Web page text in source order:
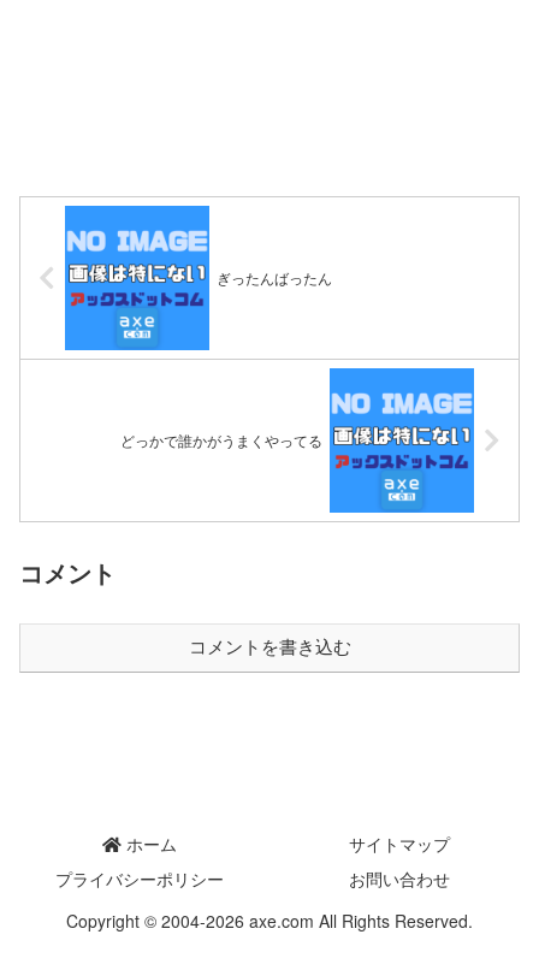
ぎったんばったん
どっかで誰かがうまくやってる
コメント
コメントを書き込む
ホーム
サイトマップ
プライバシーポリシー
お問い合わせ
Copyright © 2004-2026 axe.com All Rights Reserved.